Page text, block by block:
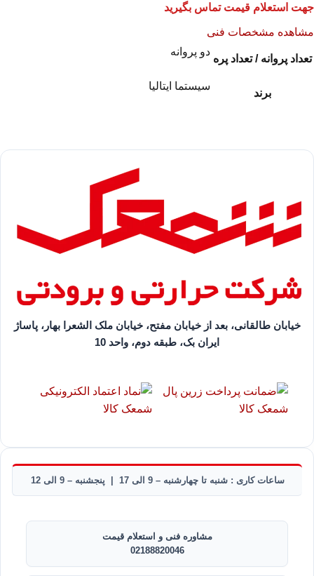
جهت استعلام قیمت تماس بگیرید
مشاهده مشخصات فنی
تعداد پروانه / تعداد پره
دو پروانه
برند
سیستما ایتالیا
خیابان طالقانی، بعد از خیابان مفتح، خیابان ملک الشعرا بهار، پاساژ
ایران بک، طبقه دوم، واحد 10
ساعات کاری : شنبه تا چهارشنبه – 9 الی 17 | پنجشنبه – 9 الی 12
مشاوره فنی و استعلام قیمت
02188820046